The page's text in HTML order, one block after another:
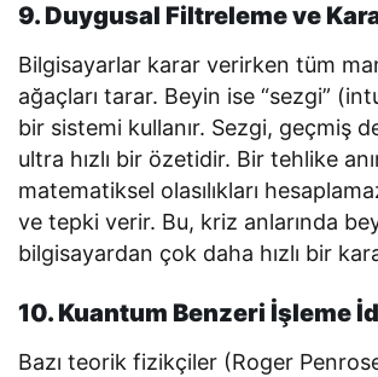
9. Duygusal Filtreleme ve
Bilgisayarlar karar verirken tüm
ağaçları tarar. Beyin ise “sezgi”
bir sistemi kullanır. Sezgi, geçmiş
ultra hızlı bir özetidir. Bir tehlike
matematiksel olasılıkları
ve tepki verir. Bu, kriz anlarında
bilgisayardan çok daha hızlı bir
10. Kuantum Benzeri İşleme
Bazı teorik fizikçiler (Roger